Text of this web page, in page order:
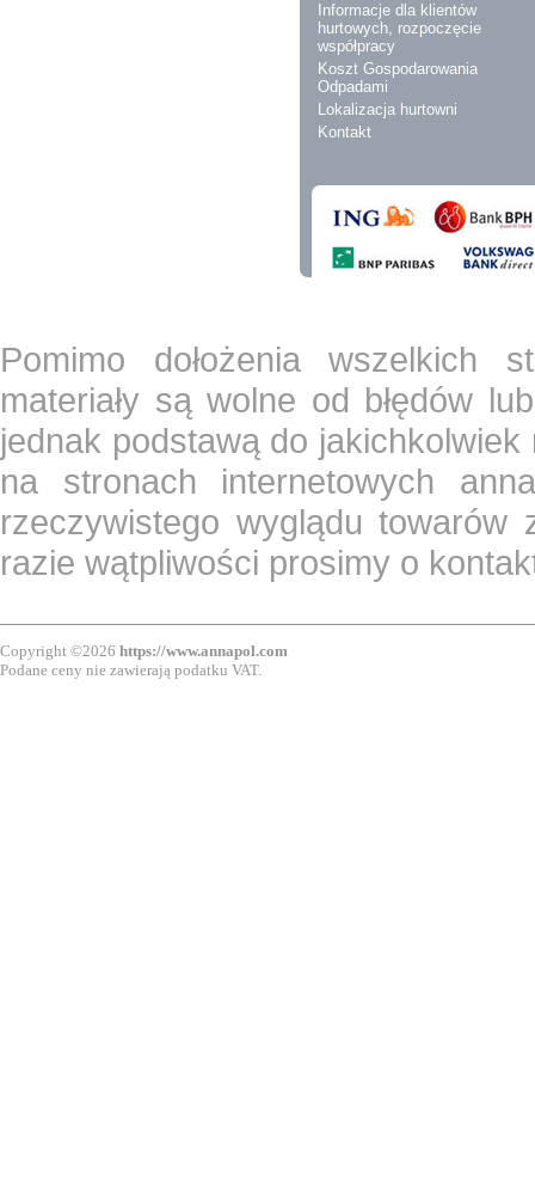
Informacje dla klientów
hurtowych, rozpoczęcie
współpracy
Koszt Gospodarowania
Odpadami
Lokalizacja hurtowni
Kontakt
Pomimo dołożenia wszelkich
materiały są wolne od błędów
jednak podstawą do
na stronach internetowych
rzeczywistego wyglądu
razie wątpliwości prosimy o
Copyright ©2026 https://www.annapol.com
Podane ceny nie zawierają podatku VAT.